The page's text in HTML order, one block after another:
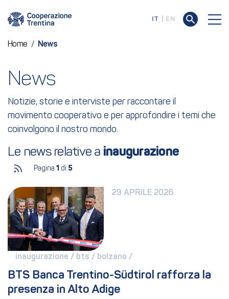
IT EN
Home / News
News
Notizie, storie e interviste per raccontare il
movimento cooperativo e per approfondire i temi che
coinvolgono il nostro mondo.
Le news relative a inaugurazione
Pagina 1 di 5
29 APRILE 2026
inaugurazione / bts / bolzano /
BTS Banca Trentino-Südtirol rafforza la
presenza in Alto Adige